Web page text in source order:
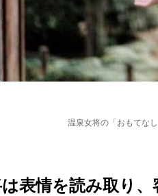
温泉女将の「おもてな
表情を読み取り